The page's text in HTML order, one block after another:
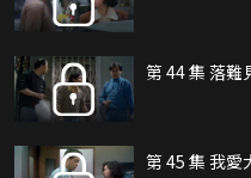
第 44 集 落難
第 45 集 我愛